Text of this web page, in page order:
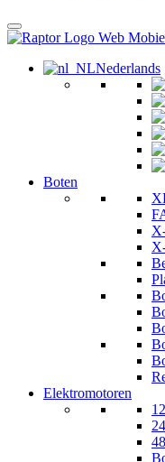
Nederlands
Boten
Elektromotoren